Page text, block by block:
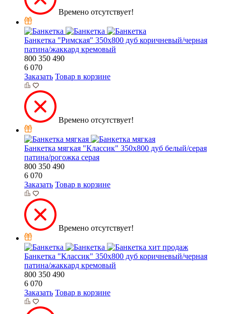
Времено отсутствует!
Банкетка "Римская" 350х800 дуб коричневый/черная
патина/жаккард кремовый
800 350 490
6 070
Заказать Товар в корзине
Времено отсутствует!
Банкетка мягкая "Классик" 350х800 дуб белый/серая
патина/рогожка серая
800 350 490
6 070
Заказать Товар в корзине
Времено отсутствует!
хит продаж
Банкетка "Классик" 350х800 дуб коричневый/черная
патина/жаккард кремовый
800 350 490
6 070
Заказать Товар в корзине